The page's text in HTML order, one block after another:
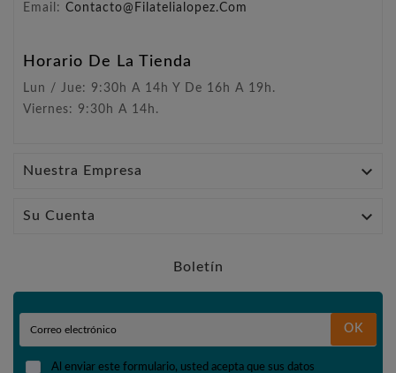
Email: Contacto@filatelialopez.com
Horario De La Tienda
Lun / Jue: 9:30h A 14h Y De 16h A 19h.
Viernes: 9:30h A 14h.
Nuestra Empresa 
Su Cuenta 
Boletín
OK
Al enviar este formulario, usted acepta que sus datos